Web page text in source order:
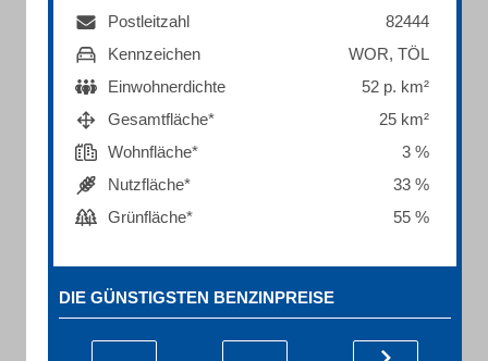
Postleitzahl
82444
Kennzeichen
WOR, TÖL
Einwohnerdichte
52 p. km²
Gesamtfläche*
25 km²
Wohnfläche*
3 %
Nutzfläche*
33 %
Grünfläche*
55 %
DIE GÜNSTIGSTEN BENZINPREISE